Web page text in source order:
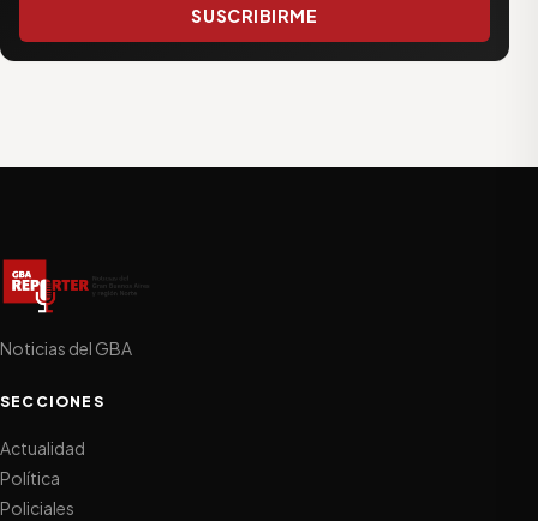
SUSCRIBIRME
Noticias del GBA
SECCIONES
Actualidad
Política
Policiales